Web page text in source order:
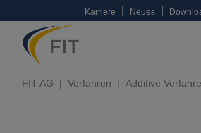
Karriere Neues
FIT AG Verfahren Additive